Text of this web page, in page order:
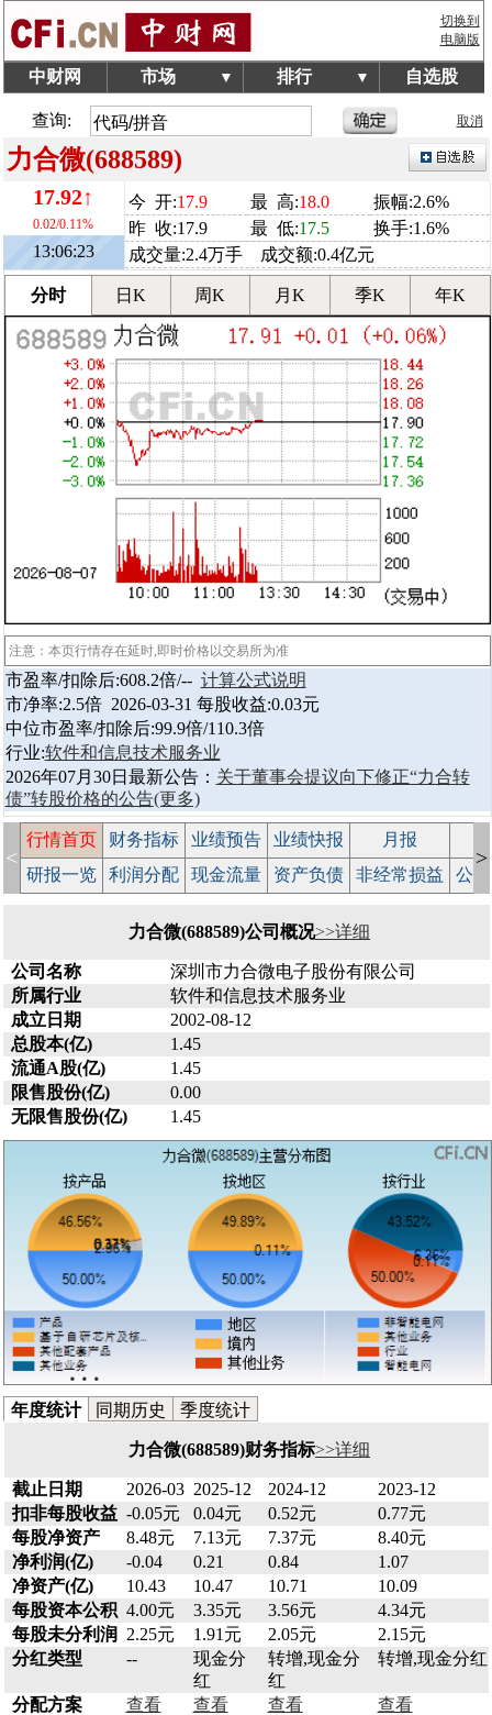
切换到
电脑版
中财网 市场 ▼ 排行 ▼ 自选股
查询: 取消
力合微(688589)
17.92↑
0.02/0.11%
13:06:23
今 开:17.9 最 高:18.0
振幅:2.6%
昨 收:17.9
最 低:17.5
换手:1.6%
成交量:2.4万手 成交额:0.4亿元
分时 日K 周K 月K 季K 年K
注意：本页行情存在延时,即时价格以交易所为准
市盈率/扣除后:608.2倍/-- 计算公式说明
市净率:2.5倍 2026-03-31 每股收益:0.03元
中位市盈率/扣除后:99.9倍/110.3倍
行业:软件和信息技术服务业
2026年07月30日最新公告： 关于董事会提议向下修正“力合转
债”转股价格的公告(更多)
<
行情首页 财务指标 业绩预告 业绩快报 月报
研报一览
利润分配 现金流量 资产负债 非经常损益 公
>
力合微(688589)公司概况>>详细
公司名称
深圳市力合微电子股份有限公司
所属行业
软件和信息技术服务业
成立日期
2002-08-12
总股本(亿)
1.45
流通A股(亿)
1.45
限售股份(亿)
0.00
无限售股份(亿)
1.45
年度统计 同期历史 季度统计
力合微(688589)财务指标>>详细
截止日期 2026-03 2025-12 2024-12
2023-12
扣非每股收益 -0.05元 0.04元 0.52元
0.77元
每股净资产
8.48元 7.13元 7.37元
8.40元
净利润(亿)
-0.04 0.21 0.84
1.07
净资产(亿)
10.43 10.47 10.71
10.09
每股资本公积 4.00元 3.35元 3.56元
4.34元
每股未分利润
2.25元 1.91元 2.05元
2.15元
分红类型
--
现金分
红
转增,现金分
红
转增,现金分红
分配方案 查看 查看 查看 查看